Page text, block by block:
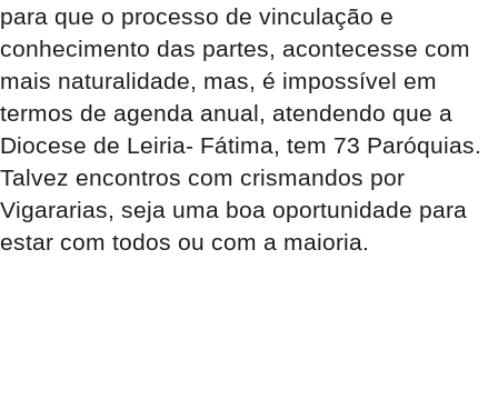
para que o processo de vinculação e
conhecimento das partes, acontecesse com
mais naturalidade, mas, é impossível em
termos de agenda anual, atendendo que a
Diocese de Leiria- Fátima, tem 73 Paróquias.
Talvez encontros com crismandos por
Vigararias, seja uma boa oportunidade para
estar com todos ou com a maioria.